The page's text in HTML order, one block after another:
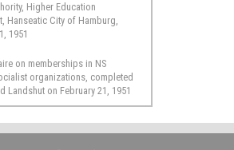
Higher Education
Hanseatic City of Hamburg,
1951
on memberships in NS
organizations, completed
Landshut on February 21, 1951